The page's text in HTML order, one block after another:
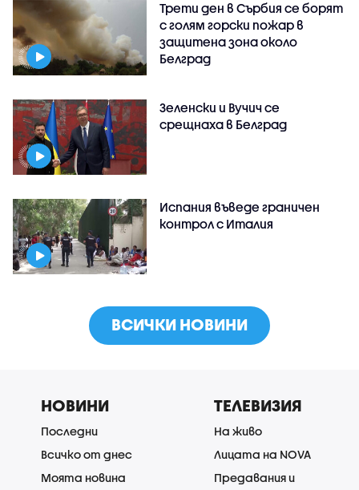
Трети ден в Сърбия се борят
с голям горски пожар в
защитена зона около
Белград
Зеленски и Вучич се
срещнаха в Белград
Испания въведе граничен
контрол с Италия
ВСИЧКИ НОВИНИ
НОВИНИ
Последни
Всичко от днес
Моята новина
ТЕЛЕВИЗИЯ
На живо
Лицата на NOVA
Предавания и